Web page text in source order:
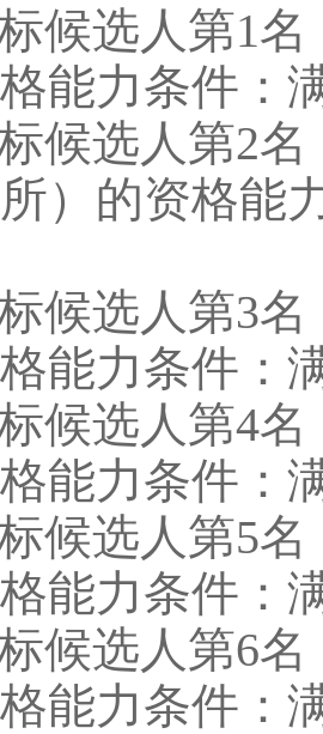
候选人第1名
能力条件：
候选人第2名
） 的资格能
候选人第3名
能力条件：
候选人第4名
能力条件：
候选人第5名
能力条件：
候选人第6名
能力条件：